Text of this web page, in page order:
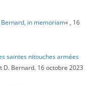
in memoriam« , 16
saintes nitouches armées
D. Bernard. 16 octobre 2023